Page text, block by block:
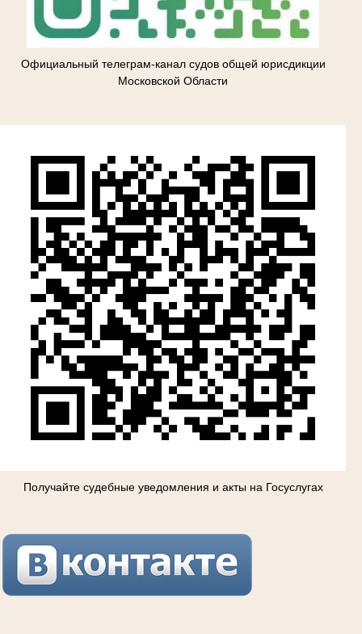
Официальный телеграм-канал судов общей юрисдикции
Московской Области
Получайте судебные уведомления и акты на Госуслугах